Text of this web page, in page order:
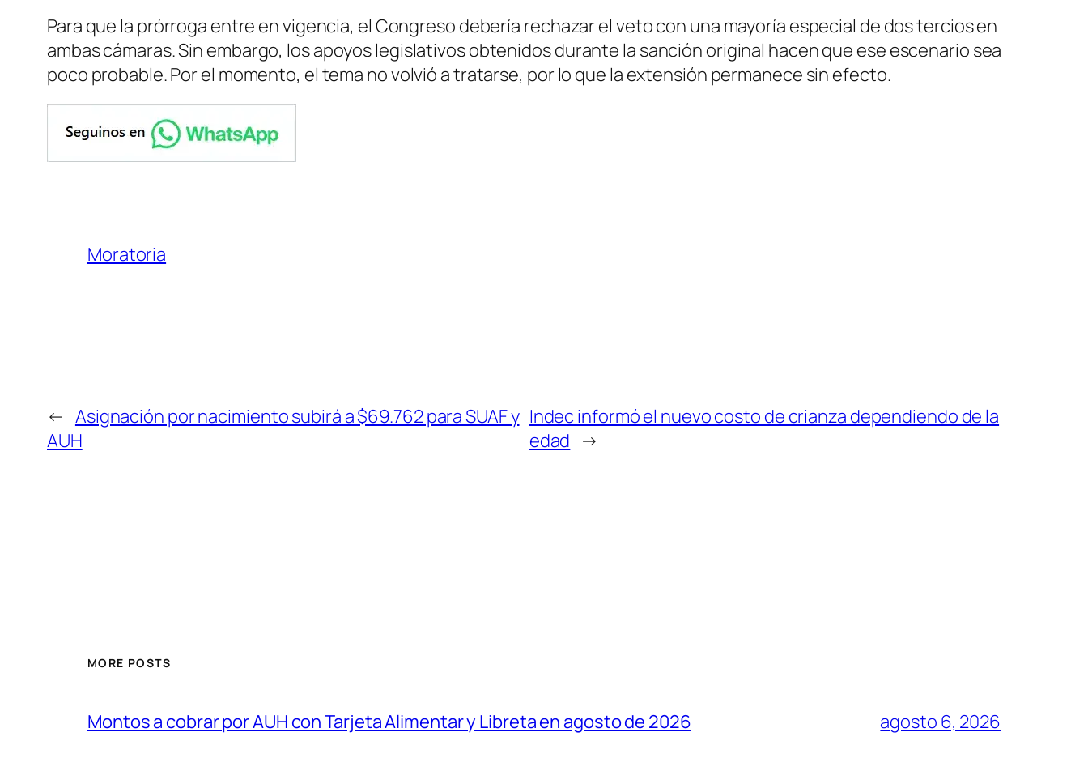
Para que la prórroga entre en vigencia, el Congreso debería rechazar el veto con una mayoría especial de dos tercios en
ambas cámaras. Sin embargo, los apoyos legislativos obtenidos durante la sanción original hacen que ese escenario sea
poco probable. Por el momento, el tema no volvió a tratarse, por lo que la extensión permanece sin efecto.
Moratoria
← Asignación por nacimiento subirá a $69.762 para SUAF y
AUH
Indec informó el nuevo costo de crianza dependiendo de la
edad →
MORE POSTS
Montos a cobrar por AUH con Tarjeta Alimentar y Libreta en agosto de 2026 agosto 6, 2026